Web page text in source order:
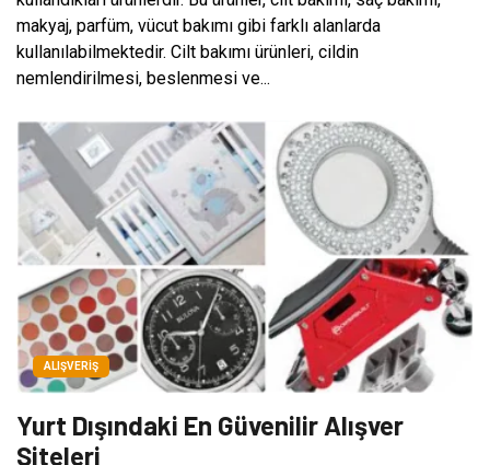
makyaj, parfüm, vücut bakımı gibi farklı alanlarda
kullanılabilmektedir. Cilt bakımı ürünleri, cildin
nemlendirilmesi, beslenmesi ve...
ALIŞVERIŞ
Yurt Dışındaki En Güvenilir Alışver
Siteleri